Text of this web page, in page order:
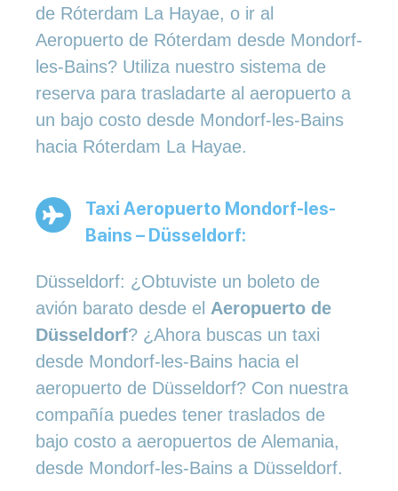
de Róterdam La Hayae, o ir al
Aeropuerto de Róterdam desde Mondorf-
les-Bains? Utiliza nuestro sistema de
reserva para trasladarte al aeropuerto a
un bajo costo desde Mondorf-les-Bains
hacia Róterdam La Hayae.
Taxi Aeropuerto Mondorf-les-
Bains – Düsseldorf:
Düsseldorf: ¿Obtuviste un boleto de
avión barato desde el Aeropuerto de
Düsseldorf? ¿Ahora buscas un taxi
desde Mondorf-les-Bains hacia el
aeropuerto de Düsseldorf? Con nuestra
compañía puedes tener traslados de
bajo costo a aeropuertos de Alemania,
desde Mondorf-les-Bains a Düsseldorf.